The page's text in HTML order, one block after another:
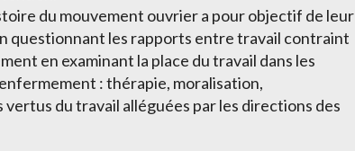
du mouvement ouvrier a pour objectif de leur
questionnant les rapports entre travail contraint
en examinant la place du travail dans les
: thérapie, moralisation,
du travail alléguées par les directions des